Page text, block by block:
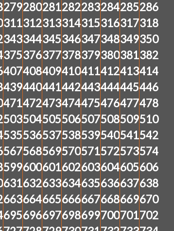
279280281282283284285286
311312313314315316317318
343344345346347348349350
375376377378379380381382
407408409410411412413414
439440441442443444445446
471472473474475476477478
503504505506507508509510
535536537538539540541542
567568569570571572573574
599600601602603604605606
631632633634635636637638
663664665666667668669670
695696697698699700701702